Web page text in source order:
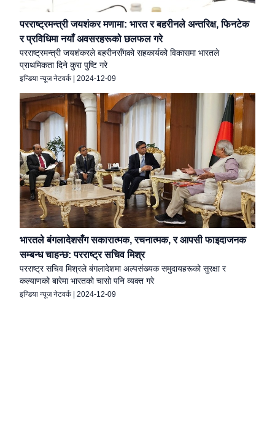
परराष्ट्रमन्त्री जयशंकर मणामा: भारत र बहरीनले अन्तरिक्ष, फिनटेक
र प्रविधिमा नयाँ अवसरहरूको छलफल गरे
परराष्ट्रमन्त्री जयशंकरले बहरीनसँगको सहकार्यको विकासमा भारतले
प्राथमिकता दिने कुरा पुष्टि गरे
इन्डिया न्यूज नेटवर्क 2024-12-09
भारतले बंगलादेशसँग सकारात्मक, रचनात्मक, र आपसी फाइदाजनक
सम्बन्ध चाहन्छ: परराष्ट्र सचिव मिश्र
परराष्ट्र सचिव मिश्रले बंगलादेशमा अल्पसंख्यक समुदायहरूको सुरक्षा र
कल्याणको बारेमा भारतको चासो पनि व्यक्त गरे
इन्डिया न्यूज नेटवर्क | 2024-12-09